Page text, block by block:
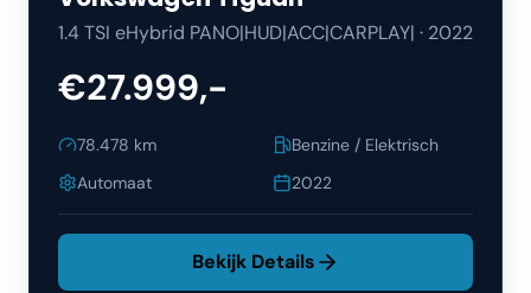
1.4 TSI eHybrid PANO|HUD|ACC|CARPLAY| · 2022
€27.999,-
78.478 km
Benzine / Elektrisch
Automaat
2022
Bekijk Details